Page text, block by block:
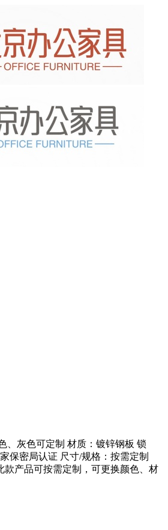
、灰色可定制 材质：镀锌钢板 锁
保密局认证 尺寸/规格：按需定制
款产品可按需定制，可更换颜色、材